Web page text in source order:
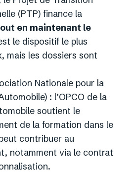
(PTP) finance la
en maintenant le
le dispositif le plus
mais les dossiers sont
Nationale pour la
: l’OPCO de la
soutient le
de la formation dans le
contribuer au
notamment via le contrat